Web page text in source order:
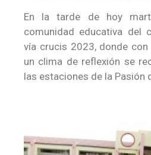
En la tarde de hoy
comunidad educativa del
vía crucis 2023, donde
un clima de reflexión se
las estaciones de la Pasión